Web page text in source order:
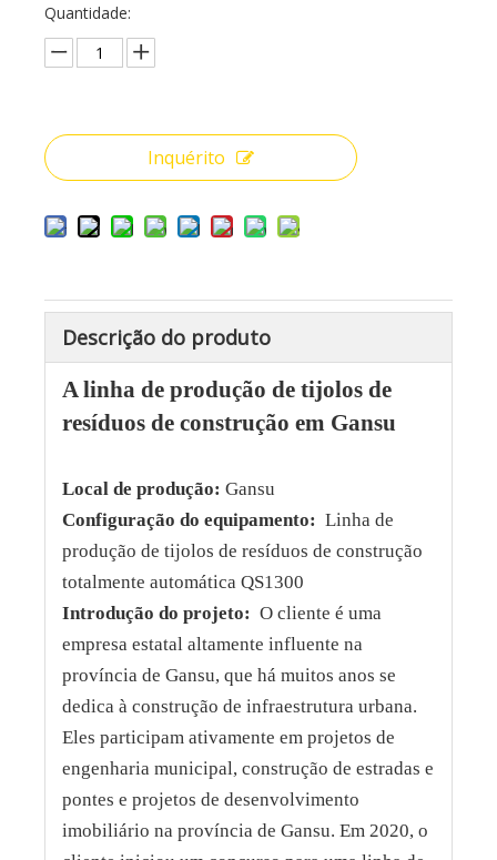
Quantidade:
Inquérito
Descrição do produto
A linha de produção de tijolos de
resíduos de construção em Gansu
Local de produção: Gansu
Configuração do equipamento: Linha de
produção de tijolos de resíduos de construção
totalmente automática QS1300
Introdução do projeto: O cliente é uma
empresa estatal altamente influente na
província de Gansu, que há muitos anos se
dedica à construção de infraestrutura urbana.
Eles participam ativamente em projetos de
engenharia municipal, construção de estradas e
pontes e projetos de desenvolvimento
imobiliário na província de Gansu. Em 2020, o